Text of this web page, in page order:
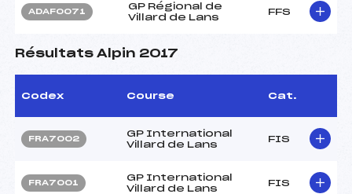
ADAF0071
GP Régional de
Villard de Lans
FFS
Résultats Alpin 2017
Codex Course Cat.
FRA7002
GP International
Villard de Lans
FIS
FRA7001
GP International
Villard de Lans
FIS